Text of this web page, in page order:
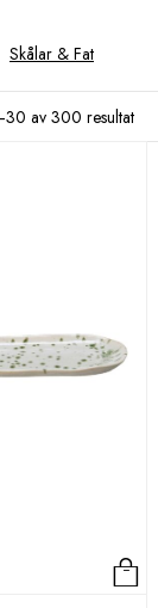
Skålar & Fat
av 300 resultat